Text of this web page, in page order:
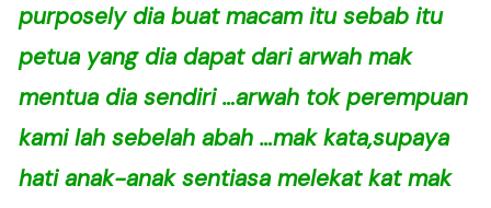
purposely dia buat macam itu sebab itu
petua yang dia dapat dari arwah mak
mentua dia sendiri …arwah tok perempuan
kami lah sebelah abah …mak kata,supaya
hati anak-anak sentiasa melekat kat mak